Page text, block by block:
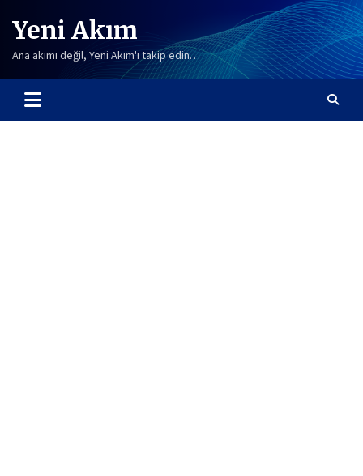
content
Yeni Akım
Ana akımı değil, Yeni Akım'ı takip edin…